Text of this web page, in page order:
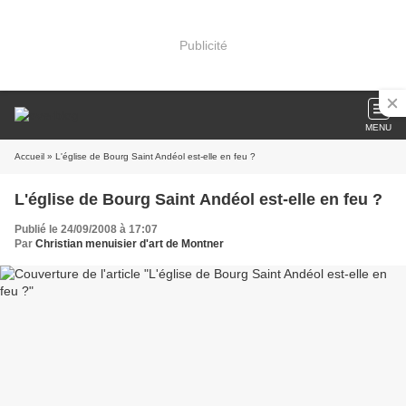
Publicité
MENU
Accueil » L'église de Bourg Saint Andéol est-elle en feu ?
L'église de Bourg Saint Andéol est-elle en feu ?
Publié le 24/09/2008 à 17:07
Par Christian menuisier d'art de Montner